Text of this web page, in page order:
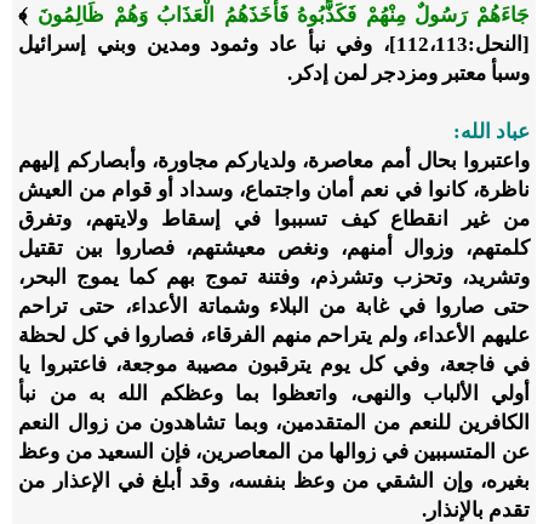
جَاءَهُمْ رَسُولٌ مِنْهُمْ فَكَذَّبُوهُ فَأَخَذَهُمُ الْعَذَابُ وَهُمْ ظَالِمُونَ ﴾
[النحل:112،113]، وفي نبأ عاد وثمود ومدين وبني إسرائيل
وسبأ معتبر ومزدجر لمن إدكر.
عباد الله:
واعتبروا بحال أمم معاصرة، ولدياركم مجاورة، وأبصاركم إليهم
ناظرة، كانوا في نعم أمان واجتماع، وسداد أو قوام من العيش
من غير انقطاع كيف تسببوا في إسقاط ولايتهم، وتفرق
كلمتهم، وزوال أمنهم، ونغص معيشتهم، فصاروا بين تقتيل
وتشريد، وتحزب وتشرذم، وفتنة تموج بهم كما يموج البحر،
حتى صاروا في غابة من البلاء وشماتة الأعداء، حتى تراحم
عليهم الأعداء، ولم يتراحم منهم الفرقاء، فصاروا في كل لحظة
في فاجعة، وفي كل يوم يترقبون مصيبة موجعة، فاعتبروا يا
أولي الألباب والنهى، واتعظوا بما وعظكم الله به من نبأ
الكافرين للنعم من المتقدمين، وبما تشاهدون من زوال النعم
عن المتسببين في زوالها من المعاصرين، فإن السعيد من وعظ
بغيره، وإن الشقي من وعظ بنفسه، وقد أبلغ في الإعذار من
تقدم بالإنذار.